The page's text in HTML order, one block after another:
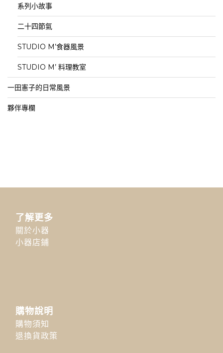
系列小故事
二十四節氣
STUDIO M’食器風景
STUDIO M’ 料理教室
一田憲子的日常風景
夥伴專欄
了解更多
關於小器
小器店鋪
購物說明
購物須知
退換貨政策